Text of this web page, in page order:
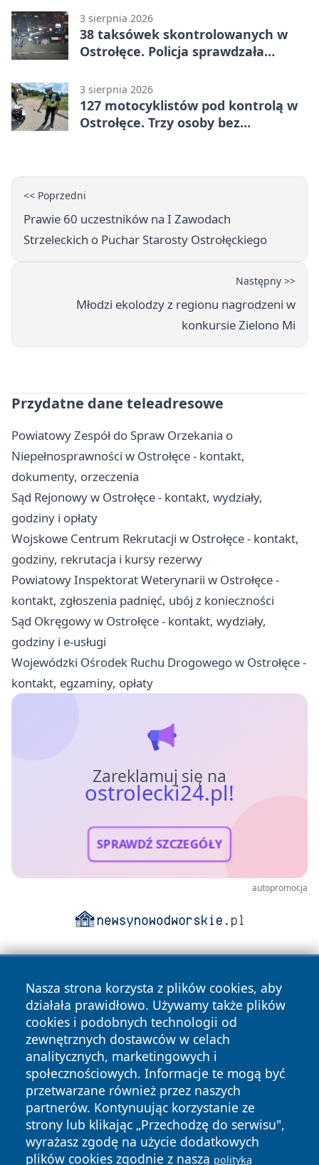
3 sierpnia 2026
38 taksówek skontrolowanych w
Ostrołęce. Policja sprawdzała
3 sierpnia 2026
127 motocyklistów pod kontrolą w
Ostrołęce. Trzy osoby bez
<< Poprzedni
Prawie 60 uczestników na I Zawodach
Strzeleckich o Puchar Starosty Ostrołęckiego
Następny >>
Młodzi ekolodzy z regionu nagrodzeni w
konkursie Zielono Mi
Przydatne dane teleadresowe
Powiatowy Zespół do Spraw Orzekania o
Niepełnosprawności w Ostrołęce - kontakt,
dokumenty, orzeczenia
Sąd Rejonowy w Ostrołęce - kontakt, wydziały,
godziny i opłaty
Wojskowe Centrum Rekrutacji w Ostrołęce - kontakt,
godziny, rekrutacja i kursy rezerwy
Powiatowy Inspektorat Weterynarii w Ostrołęce -
kontakt, zgłoszenia padnięć, ubój z konieczności
Sąd Okręgowy w Ostrołęce - kontakt, wydziały,
godziny i e-usługi
Wojewódzki Ośrodek Ruchu Drogowego w Ostrołęce -
kontakt, egzaminy, opłaty
Zareklamuj się na
ostrolecki24.pl!
SPRAWDŹ SZCZEGÓŁY
autopromocja
Nasza strona korzysta z plików cookies, aby
działała prawidłowo. Używamy także plików
cookies i podobnych technologii od
zewnętrznych dostawców w celach
analitycznych, marketingowych i
społecznościowych. Informacje te mogą być
przetwarzane również przez naszych
partnerów. Kontynuując korzystanie ze
strony lub klikając „Przechodzę do serwisu",
wyrażasz zgodę na użycie dodatkowych
plików cookies zgodnie z naszą polityką
Copyright © 2026 ostrolecki24.pl Wszystkie prawa
zastrzeżone.
News Autorzy
Polityka
Prywatności
Polityka
Cookies